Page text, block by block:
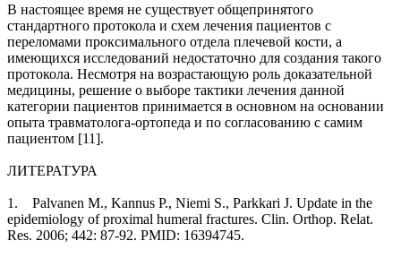
В настоящее время не существует общепринятого
стандартного протокола и схем лечения пациентов с
переломами проксимального отдела плечевой кости, а
имеющихся исследований недостаточно для создания такого
протокола. Несмотря на возрастающую роль доказательной
медицины, решение о выборе тактики лечения данной
категории пациентов принимается в основном на основании
опыта травматолога-ортопеда и по согласованию с самим
пациентом [11].
ЛИТЕРАТУРА
1. Palvanen M., Kannus P., Niemi S., Parkkari J. Update in the
epidemiology of proximal humeral fractures. Clin. Orthop. Relat.
Res. 2006; 442: 87-92. PMID: 16394745.